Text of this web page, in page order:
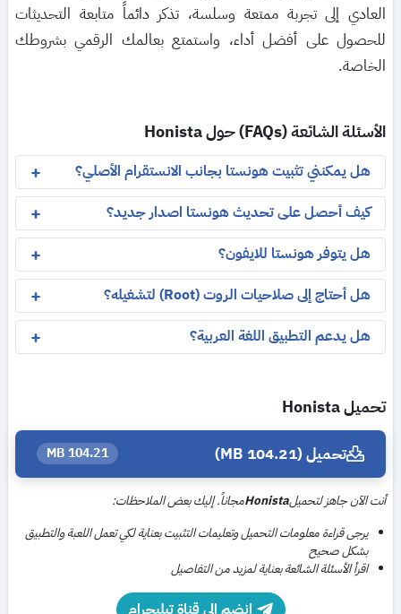
العادي إلى تجربة ممتعة وسلسة، تذكر دائماً متابعة التحديثات
للحصول على أفضل أداء، واستمتع بعالمك الرقمي بشروطك
الخاصة.
الأسئلة الشائعة (FAQs) حول Honista
هل يمكنني تثبيت هونستا بجانب الانستقرام الأصلي؟
كيف أحصل على تحديث هونستا اصدار جديد؟
هل يتوفر هونستا للايفون؟
هل أحتاج إلى صلاحيات الروت (Root) لتشغيله؟
هل يدعم التطبيق اللغة العربية؟
تحميل Honista
تحميل (104.21 MB) 104.21 MB
أنت الآن جاهز لتحميلHonistaمجاناً. إليك بعض الملاحظات:
يرجى قراءة معلومات التحميل وتعليمات التثبيت بعناية لكي تعمل اللعبة والتطبيق
بشكل صحيح
اقرأ الأسئلة الشائعة بعناية لمزيد من التفاصيل
انضم إلى قناة تيليجرام